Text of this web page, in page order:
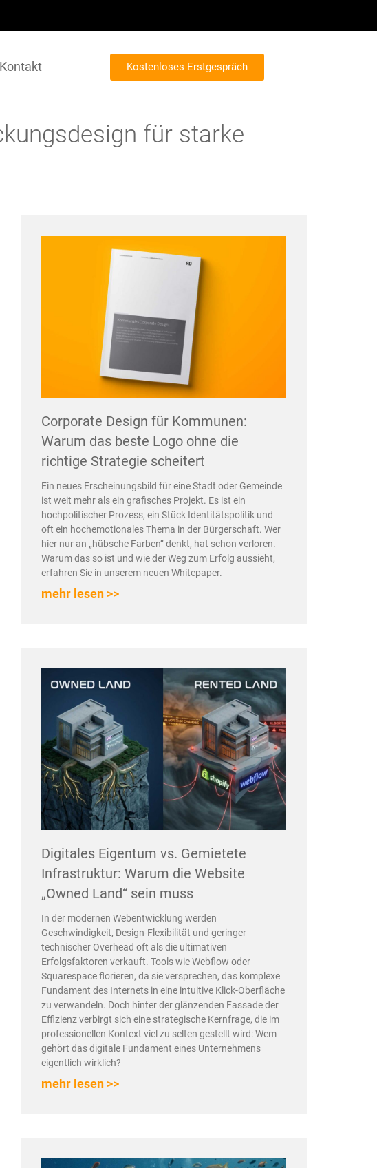
Kontakt Kostenloses Erstgespräch
für starke
Corporate Design für Kommunen:
Warum das beste Logo ohne die
richtige Strategie scheitert
Ein neues Erscheinungsbild für eine Stadt oder Gemeinde
ist weit mehr als ein grafisches Projekt. Es ist ein
hochpolitischer Prozess, ein Stück Identitätspolitik und
oft ein hochemotionales Thema in der Bürgerschaft. Wer
hier nur an „hübsche Farben“ denkt, hat schon verloren.
Warum das so ist und wie der Weg zum Erfolg aussieht,
erfahren Sie in unserem neuen Whitepaper.
mehr lesen >>
Digitales Eigentum vs. Gemietete
Infrastruktur: Warum die Website
„Owned Land“ sein muss
In der modernen Webentwicklung werden
Geschwindigkeit, Design-Flexibilität und geringer
technischer Overhead oft als die ultimativen
Erfolgsfaktoren verkauft. Tools wie Webflow oder
Squarespace florieren, da sie versprechen, das komplexe
Fundament des Internets in eine intuitive Klick-Oberfläche
zu verwandeln. Doch hinter der glänzenden Fassade der
Effizienz verbirgt sich eine strategische Kernfrage, die im
professionellen Kontext viel zu selten gestellt wird: Wem
gehört das digitale Fundament eines Unternehmens
eigentlich wirklich?
mehr lesen >>